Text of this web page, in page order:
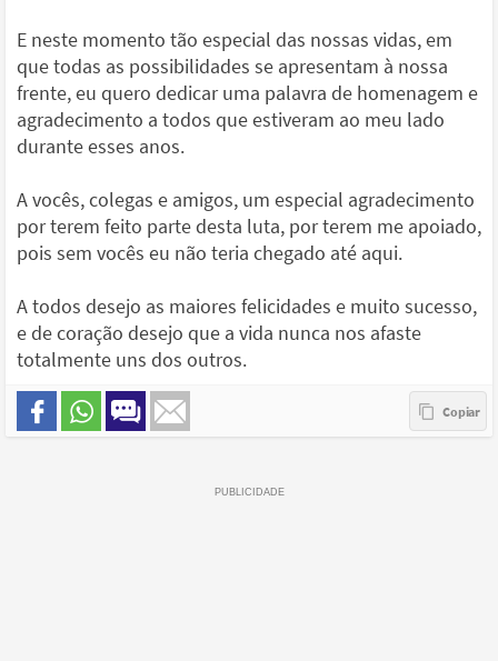
E neste momento tão especial das nossas vidas, em
que todas as possibilidades se apresentam à nossa
frente, eu quero dedicar uma palavra de homenagem e
agradecimento a todos que estiveram ao meu lado
durante esses anos.
A vocês, colegas e amigos, um especial agradecimento
por terem feito parte desta luta, por terem me apoiado,
pois sem vocês eu não teria chegado até aqui.
A todos desejo as maiores felicidades e muito sucesso,
e de coração desejo que a vida nunca nos afaste
totalmente uns dos outros.